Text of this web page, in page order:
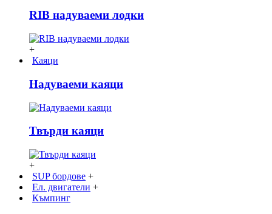
RIB надуваеми лодки
+
Каяци
Надуваеми каяци
Твърди каяци
+
SUP бордове +
Ел. двигатели +
Къмпинг